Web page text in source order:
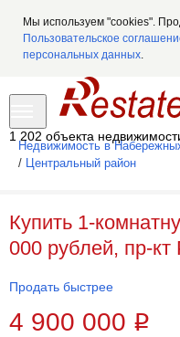
Мы используем "cookies".
Пользовательское
персональных данных.
1 202 объекта
Недвижимость в
/ Центральный район
Купить 1-
000 рублей, пр-
Продать быстрее
4 900 000 Р